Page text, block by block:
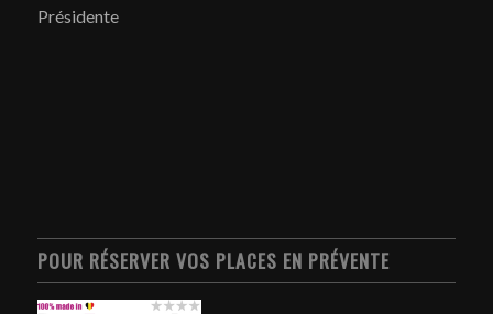
Présidente
POUR RÉSERVER VOS PLACES EN PRÉVENTE